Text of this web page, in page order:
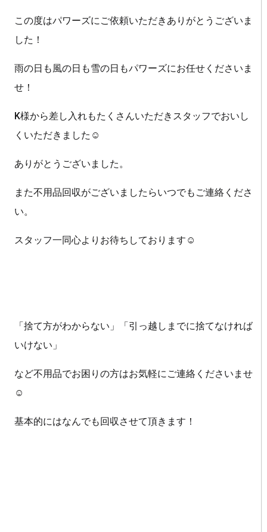
この度はパワーズにご依頼いただきありがとうございま
した！
雨の日も風の日も雪の日もパワーズにお任せくださいま
せ！
K様から差し入れもたくさんいただきスタッフでおいし
くいただきました☺
ありがとうございました。
また不用品回収がございましたらいつでもご連絡くださ
い。
スタッフ一同心よりお待ちしております☺
「捨て方がわからない」「引っ越しまでに捨てなければ
いけない」
など不用品でお困りの方はお気軽にご連絡くださいませ
☺
基本的にはなんでも回収させて頂きます！